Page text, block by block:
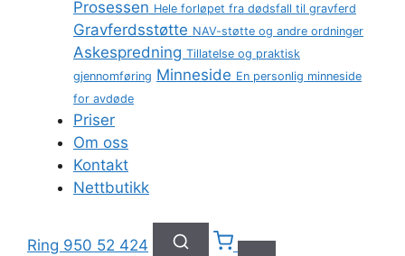
Prosessen Hele forløpet fra dødsfall til gravferd
Gravferdsstøtte NAV-støtte og andre ordninger
Askespredning Tillatelse og praktisk
gjennomføring Minneside En personlig minneside
for avdøde
Priser
Om oss
Kontakt
Nettbutikk
Ring 950 52 424